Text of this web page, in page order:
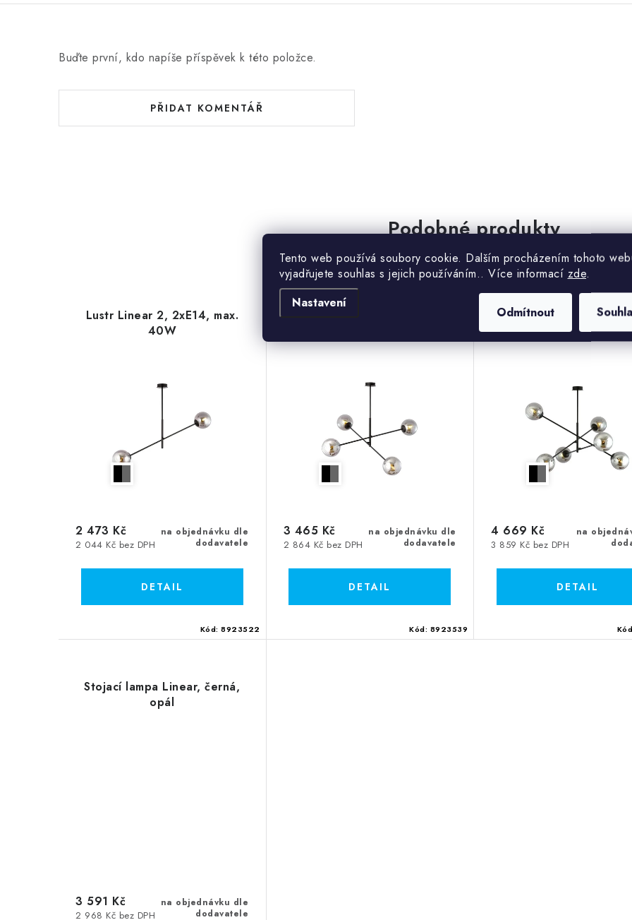
Tento web používá soubory cookie. Dalším procházením tohoto
vyjadřujete souhlas s jejich používáním.. Více informací zde.
Nastavení
Odmítnout
Buďte první, kdo napíše příspěvek k této položce.
PŘIDAT KOMENTÁŘ
Podobné produkty
Lustr Linear 2, 2xE14, max.
40W
na objednávku dle
dodavatele
2 044 Kč bez DPH
2 473 Kč
Kód: 8923522
na objednávku dle
dodavatele
2 864 Kč bez DPH
3 465 Kč
Kód: 8923539
Lustr Linear 6, 6xE14,
40W
na
3 859 Kč bez DPH
4 669 Kč
Stojací lampa Linear, černá,
opál
na objednávku dle
dodavatele
2 968 Kč bez DPH
3 591 Kč